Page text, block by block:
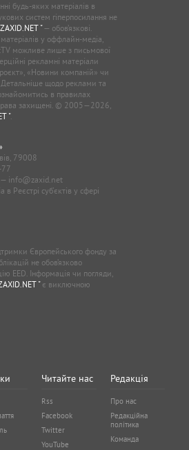
будь-яких матеріалів в
систем гіперпосилання не
"— обов’язкові.
у оффлайн-медіа,
можливе лише з письмової
рекламні матеріали
«Новини компаній» чи
щодо реклами та
в правилах
захищені. © 2005—2026,
".
79008
info@zaxid.net
в Реєстрі суб'єктів у сфері
Європейського фонду за
не обов’язково
EED. Інформація чи погляди,
"є виключною
Читайте нас
Rss
Facebook
Twitter
YouTube
Редакція
Про нас
Редакційна
політика
Команда